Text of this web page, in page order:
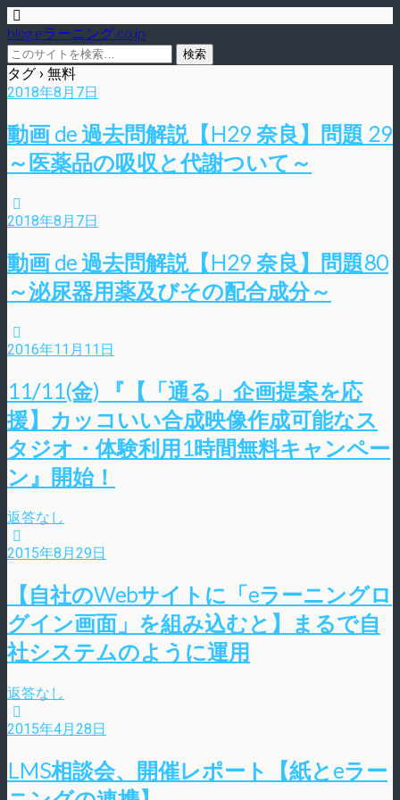
blog.eラーニング.co.jp
タグ › 無料
2018年8月7日
動画 de 過去問解説【H29 奈良】問題 29
～医薬品の吸収と代謝ついて～
2018年8月7日
動画 de 過去問解説【H29 奈良】問題80
～泌尿器用薬及びその配合成分～
2016年11月11日
11/11(金) 『【「通る」企画提案を応
援】カッコいい合成映像作成可能なス
タジオ・体験利用1時間無料キャンペー
ン』開始！
返答なし
2015年8月29日
【自社のWebサイトに「eラーニングロ
グイン画面」を組み込むと】まるで自
社システムのように運用
返答なし
2015年4月28日
LMS相談会、開催レポート【紙とeラー